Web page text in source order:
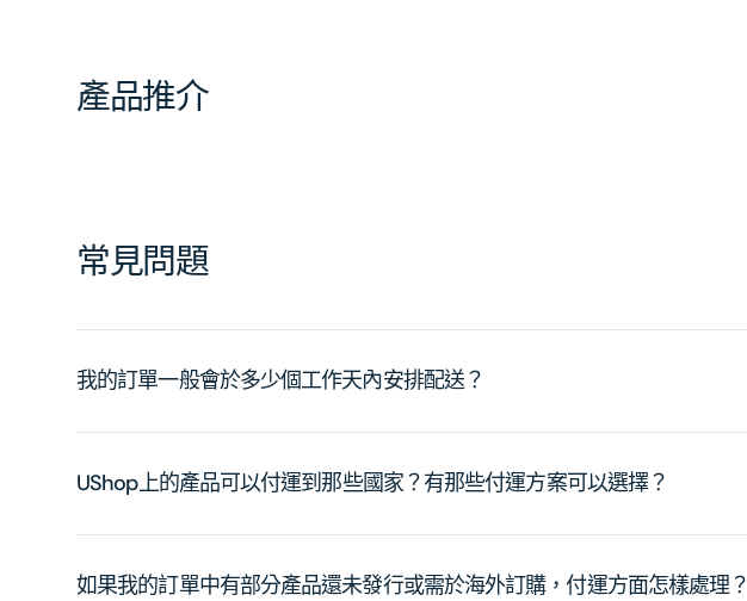
產品推介
常見問題
我的訂單一般會於多少個工作天內安排配送？
UShop上的產品可以付運到那些國家？有那些付運方案可以選擇？
如果我的訂單中有部分產品還未發行或需於海外訂購，付運方面怎樣處理？